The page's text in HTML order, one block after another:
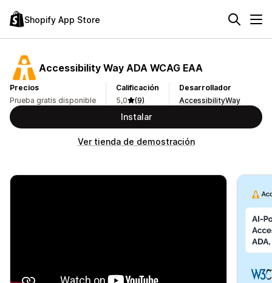
Shopify App Store
Accessibility Way ADA WCAG EAA
Precios
Prueba gratis disponible
Calificación
5,0
(9)
Desarrollador
AccessibilityWay
Instalar
Ver tienda de demostración